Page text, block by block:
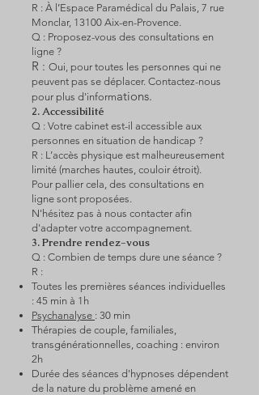
R : À l’Espace Paramédical du Palais, 7 rue
Monclar, 13100 Aix-en-Provence.
Q : Proposez-vous des consultations en
ligne ?
R : Oui, pour toutes les personnes qui ne
peuvent pas se déplacer. Contactez-nous
pour plus d'informations.
2. Accessibilité
Q : Votre cabinet est-il accessible aux
personnes en situation de handicap ?
R : L’accès physique est malheureusement
limité (marches hautes, couloir étroit).
Pour pallier cela, des consultations en
ligne sont proposées.
N'hésitez pas à nous contacter afin
d'adapter votre accompagnement.
3. Prendre rendez-vous
Q : Combien de temps dure une séance ?
R :
Toutes les premières séances individuelles
: 45 min à 1h
Psychanalyse : 30 min
Thérapies de couple, familiales,
transgénérationnelles, coaching : environ
2h
Durée des séances d'hypnoses dépendent
de la nature du problème amené en